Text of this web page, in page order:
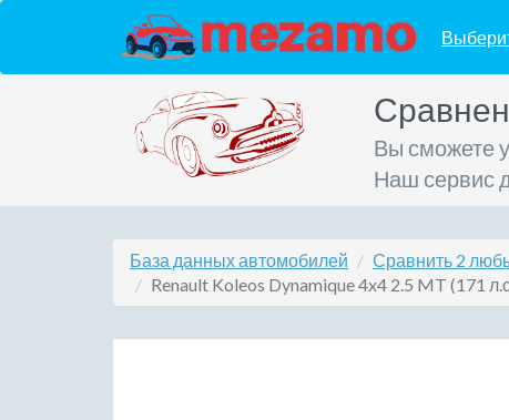
Вы сможете
Наш сервис
База данных автомобилей
Сравнить 2
Renault Koleos Dynamique 4x4 2.5 MT (171